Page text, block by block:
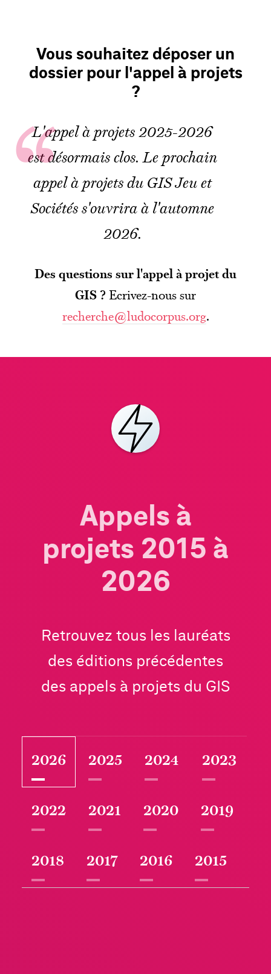
Vous souhaitez déposer un
dossier pour l'appel à projets
?
L'appel à projets 2025-2026
est désormais clos. Le prochain
appel à projets du GIS Jeu et
Sociétés s'ouvrira à l'automne
2026.
Des questions sur l'appel à projet du
GIS ? Ecrivez-nous sur
recherche@ludocorpus.org.
Appels à
projets 2015 à
2026
Retrouvez tous les lauréats
des éditions précédentes
des appels à projets du GIS
2026 2025 2024 2023
2022 2021 2020 2019
2018 2017 2016 2015